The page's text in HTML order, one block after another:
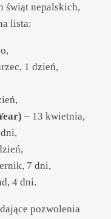
świąt nepalskich,
lista:
1 dzień,
– 13 kwietnia,
7 dni,
4 dni.
pozwolenia